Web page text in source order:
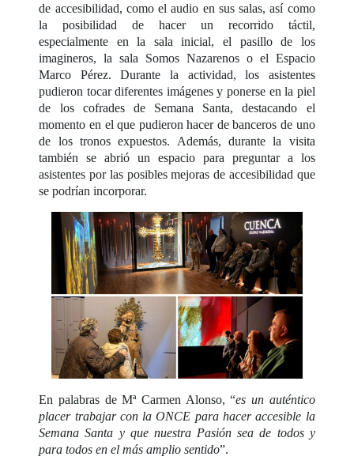
de accesibilidad, como el audio en sus salas, así como
la posibilidad de hacer un recorrido táctil,
especialmente en la sala inicial, el pasillo de los
imagineros, la sala Somos Nazarenos o el Espacio
Marco Pérez. Durante la actividad, los asistentes
pudieron tocar diferentes imágenes y ponerse en la piel
de los cofrades de Semana Santa, destacando el
momento en el que pudieron hacer de banceros de uno
de los tronos expuestos. Además, durante la visita
también se abrió un espacio para preguntar a los
asistentes por las posibles mejoras de accesibilidad que
se podrían incorporar.
En palabras de Mª Carmen Alonso, “es un auténtico
placer trabajar con la ONCE para hacer accesible la
Semana Santa y que nuestra Pasión sea de todos y
para todos en el más amplio sentido”.